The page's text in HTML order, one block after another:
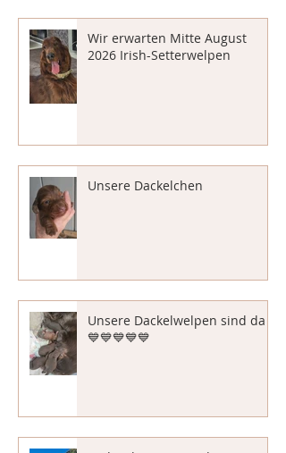
Wir erwarten Mitte August
2026 Irish-Setterwelpen
Unsere Dackelchen
Unsere Dackelwelpen sind da
💙💙💙💙💙